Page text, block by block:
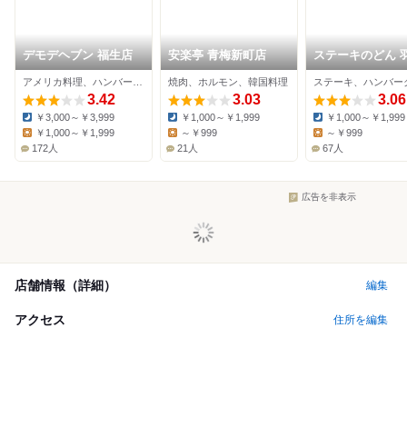
デモデヘブン 福生店
3.42
Dinner:
￥3,000～￥3,999
￥1,000～￥1,999
172人
安楽亭 青梅新町店
焼肉、ホルモン、韓国料理
3.03
Dinner:
￥1,000～￥1,999
Lunch:
～￥999
21人
ステーキのどん
店
3.06
Dinner:
￥1,000～￥1,999
Lunch:
～￥999
67人
広告を非表示
店舗情報（詳細） 編集
アクセス 住所を編集